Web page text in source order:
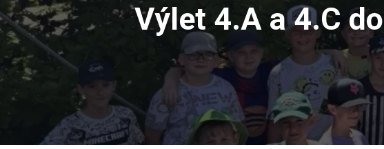
Výlet 4.A a 4.C